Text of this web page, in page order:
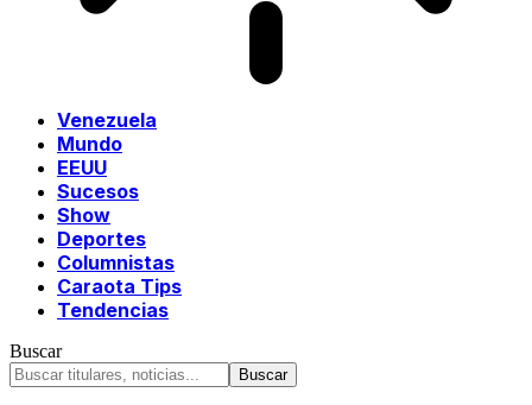
Venezuela
Mundo
EEUU
Sucesos
Show
Deportes
Columnistas
Caraota Tips
Tendencias
Buscar